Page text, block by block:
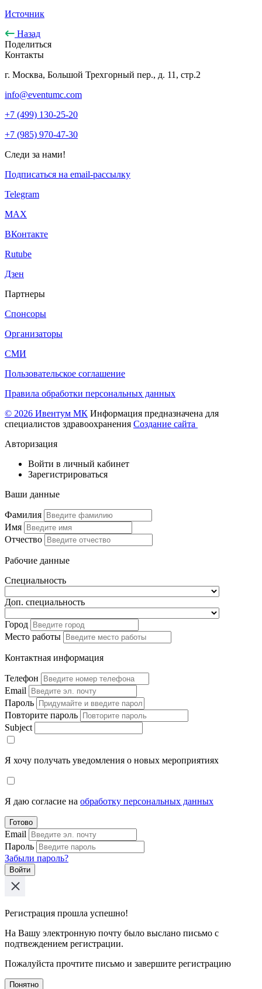
Источник
Назад
Поделиться
Контакты
г. Москва, Большой Трехгорный пер., д. 11, стр.2
info@eventumc.com
+7 (499) 130-25-20
+7 (985) 970-47-30
Следи за нами!
Подписаться на email-рассылку
Telegram
МАХ
ВКонтакте
Rutube
Дзен
Партнеры
Спонсоры
Организаторы
СМИ
Пользовательское соглашение
Правила обработки персональных данных
© 2026 Ивентум МК Информация предназначена для
специалистов здравоохранения Создание сайта
Авторизация
Войти в личный кабинет
Зарегистрироваться
Ваши данные
Фамилия
Имя
Отчество
Рабочие данные
Специальность
Доп. специальность
Город
Место работы
Контактная информация
Телефон
Email
Пароль
Повторите пароль
Subject
Я хочу получать уведомления о новых мероприятиях
Я даю согласие на обработку персональных данных
Готово
Email
Пароль
Забыли пароль?
Войти
Регистрация прошла успешно!
На Вашу электронную почту было выслано письмо с
подтвеждением регистрации.
Пожалуйста прочтите письмо и завершите регистрацию
Понятно